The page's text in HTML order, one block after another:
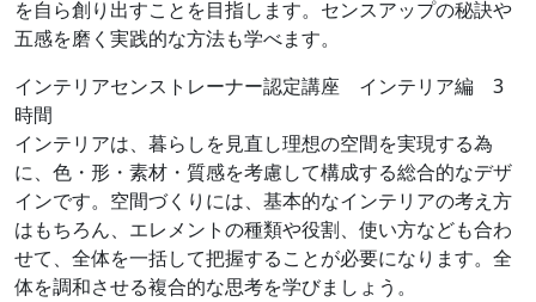
を自ら創り出すことを目指します。センスアップの秘訣や
五感を磨く実践的な方法も学べます。
インテリアセンストレーナー認定講座 インテリア編 3
時間
インテリアは、暮らしを見直し理想の空間を実現する為
に、色・形・素材・質感を考慮して構成する総合的なデザ
インです。空間づくりには、基本的なインテリアの考え方
はもちろん、エレメントの種類や役割、使い方なども合わ
せて、全体を一括して把握することが必要になります。全
体を調和させる複合的な思考を学びましょう。